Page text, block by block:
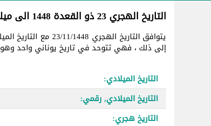
التاريخ الهجري 23 ذو القعدة 1448 الى ميلادي
يتوافق التاريخ الهجري 23/11/1448 مع التاريخ الميلادي في
إلى ذلك ، فهي تتوحد في تاريخ يوناني واحد وهو 2461526.
التاريخ الميلادي:
التاريخ الميلادي, رقمي:
التاريخ هجري: